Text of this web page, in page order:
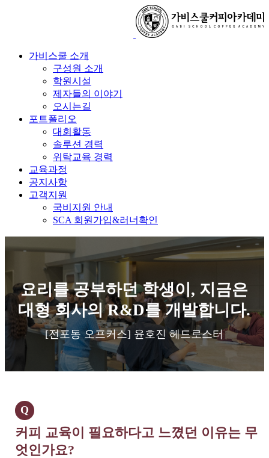
가비스쿨 소개
구성원 소개
학원시설
제자들의 이야기
오시는길
포트폴리오
대회활동
솔루션 경력
위탁교육 경력
교육과정
공지사항
고객지원
국비지원 안내
SCA 회원가입&러너확인
요리를 공부하던 학생이, 지금은
대형 회사의 R&D를 개발합니다.
[전포동 오프커스] 윤호진 헤드로스터
Q
커피 교육이 필요하다고 느꼈던 이유는 무
엇인가요?